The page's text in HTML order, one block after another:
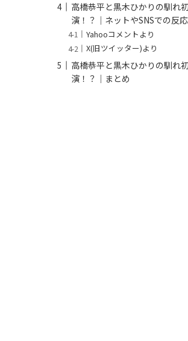
高橋恭平と黒木ひかりの馴れ
演！？｜ネットやSNSでの反応
Yahooコメントより
X(旧ツイッター)より
高橋恭平と黒木ひかりの馴れ
演！？｜まとめ